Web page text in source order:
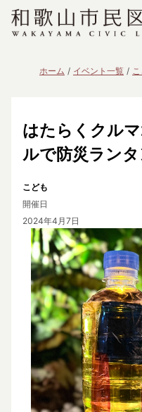
ホーム イベント一覧
はたらくクル
ルで防災ラン
こども
開催日
2024年4月7日